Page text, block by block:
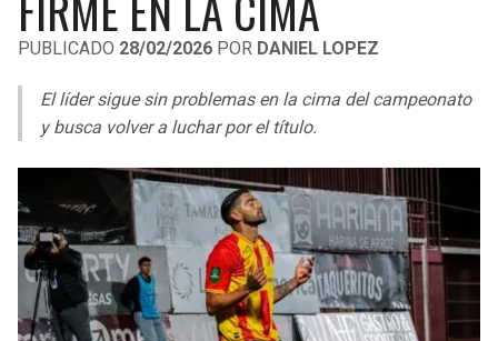
LIGA DE EXPANSIÓN MX
LEAGUES CUP
UEFA EUROPA LEAGUE
UEFA CONFERENCE LEAGUE
MLS
COPA SUDAMERICANA
LIGA BETPLAY
OTRAS LIGAS
PUBLICADO 28/02/2026 POR DANIEL LOPEZ
El líder sigue sin problemas en la cima del campeonato
y busca volver a luchar por el título.